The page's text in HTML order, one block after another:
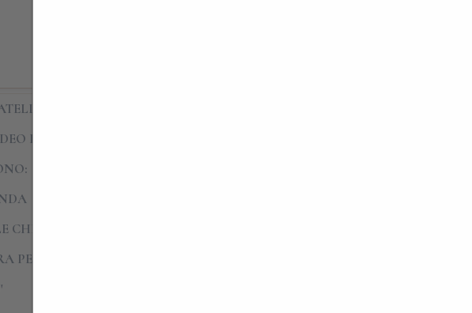
Visita guidata
tempio delle